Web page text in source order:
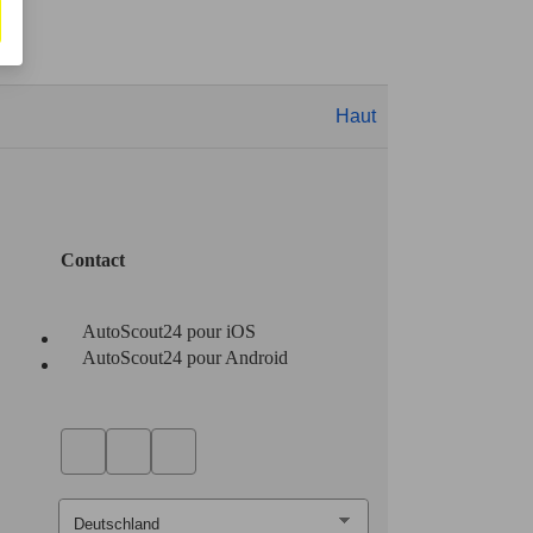
Haut
Contact
AutoScout24 pour iOS
AutoScout24 pour Android